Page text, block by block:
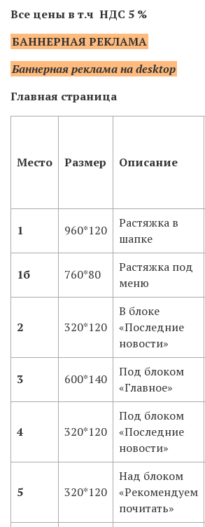
Все цены в т.ч НДС 5 %
БАННЕРНАЯ РЕКЛАМА
Баннерная реклама наdesktop
Главная страница
Место Размер Описание
1 960*120
Растяжка в
шапке
1б 760*80
Растяжка под
меню
2 320*120
В блоке
«Последние
новости»
3 600*140
Под блоком
«Главное»
4 320*120
Под блоком
«Последние
новости»
5 320*120
Над блоком
«Рекомендуем
почитать»